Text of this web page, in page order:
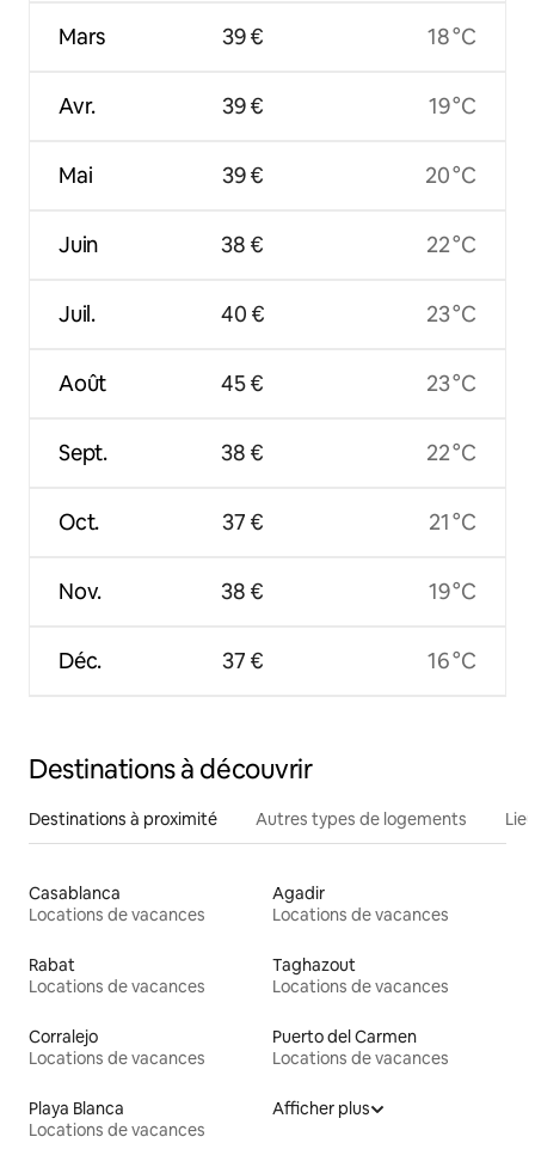
Mars
Avr.
Mai
Juin
Juil.
Août
Sept.
Oct.
Nov.
Déc.
39 €
39 €
39 €
38 €
40 €
45 €
38 €
37 €
38 €
37 €
18 °C
19 °C
20 °C
22 °C
23 °C
23 °C
22 °C
21 °C
19 °C
16 °C
Destinations à découvrir
Destinations à proximité Autres types de logements
Casablanca
Locations de vacances
Agadir
Locations de vacances
Rabat
Locations de vacances
Taghazout
Locations de vacances
Corralejo
Locations de vacances
Puerto del Carmen
Locations de vacances
Playa Blanca
Locations de vacances
Afficher plus